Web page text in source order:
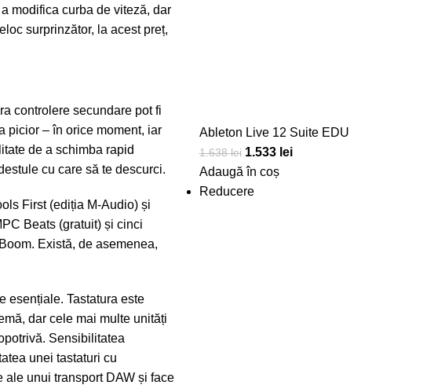
modifica curba de viteză, dar
surprinzător, la acest preț,
controlere secundare pot fi
picior – în orice moment, iar
de a schimba rapid
cu care să te descurci.
First (ediția M-Audio) și
Beats (gratuit) și cinci
Există, de asemenea,
esențiale. Tastatura este
dar cele mai multe unități
Sensibilitatea
unei tastaturi cu
ale unui transport DAW și face
Ableton Live 12 Suite EDU
1.638lei 1.533 lei
Adaugă în coș
Reducere